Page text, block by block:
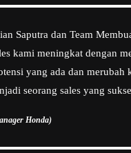
Saputra dan Team
kami meningkat dengan
yang ada dan merubah
seorang sales yang
Honda)